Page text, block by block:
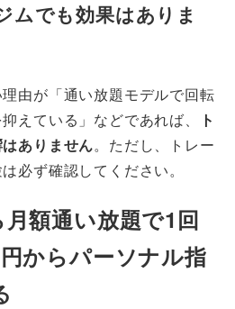
ムでも効果はありま
由が「通い放題モデルで回転
えている」などであれば、
ト
ありません。ただし、トレー
必ず確認してください。
額通い放題で1回
からパーソナル指